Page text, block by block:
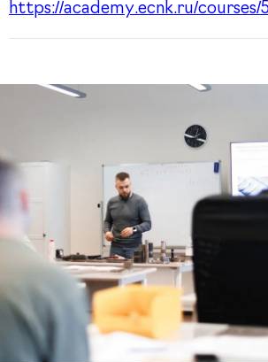
https://academy.ecnk.ru/courses/